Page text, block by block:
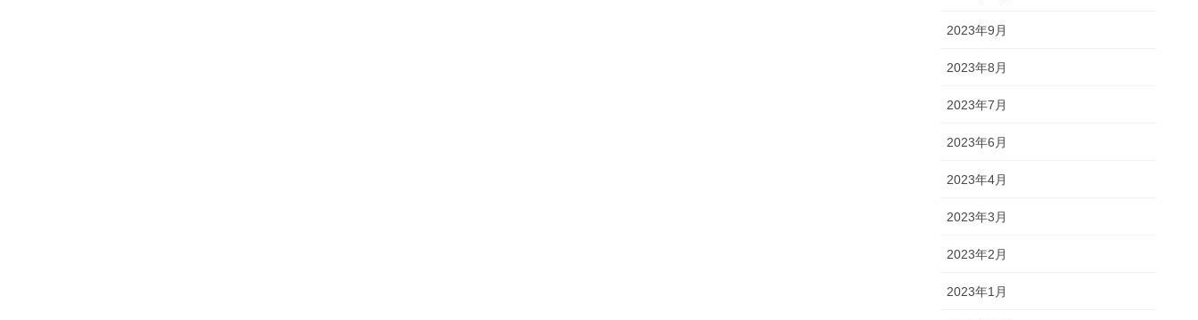
2023年9月
2023年8月
2023年7月
2023年6月
2023年4月
2023年3月
2023年2月
2023年1月